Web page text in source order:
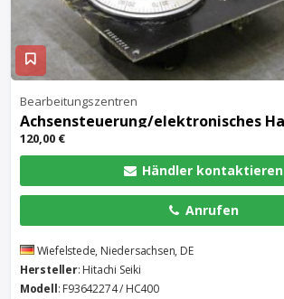
Bearbeitungszentren
120,00 €
Händler kontaktieren
Anrufen
Wiefelstede, Niedersachsen, DE
Hersteller: Hitachi Seiki
Modell: F93642274 / HC400